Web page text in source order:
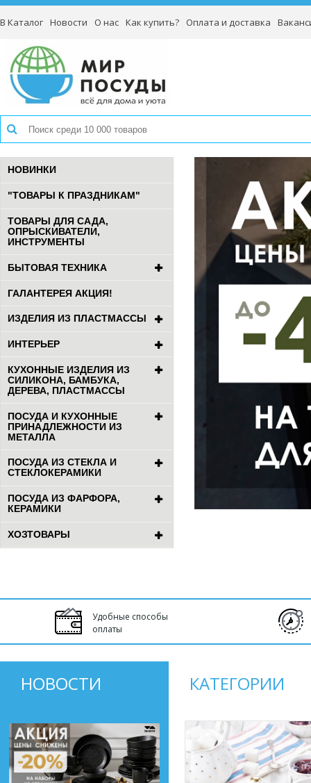
В Каталог Новости О нас Как купить? Оплата и доставка
НОВИНКИ
"ТОВАРЫ К ПРАЗДНИКАМ"
ТОВАРЫ ДЛЯ САДА,
ОПРЫСКИВАТЕЛИ,
ИНСТРУМЕНТЫ
БЫТОВАЯ ТЕХНИКА
ГАЛАНТЕРЕЯ АКЦИЯ!
ИЗДЕЛИЯ ИЗ ПЛАСТМАССЫ
ИНТЕРЬЕР
КУХОННЫЕ ИЗДЕЛИЯ ИЗ
СИЛИКОНА, БАМБУКА,
ДЕРЕВА, ПЛАСТМАССЫ
ПОСУДА И КУХОННЫЕ
ПРИНАДЛЕЖНОСТИ ИЗ
МЕТАЛЛА
ПОСУДА ИЗ СТЕКЛА И
СТЕКЛОКЕРАМИКИ
ПОСУДА ИЗ ФАРФОРА,
КЕРАМИКИ
ХОЗТОВАРЫ
Удобные способы
оплаты
НОВОСТИ КАТЕГОРИИ